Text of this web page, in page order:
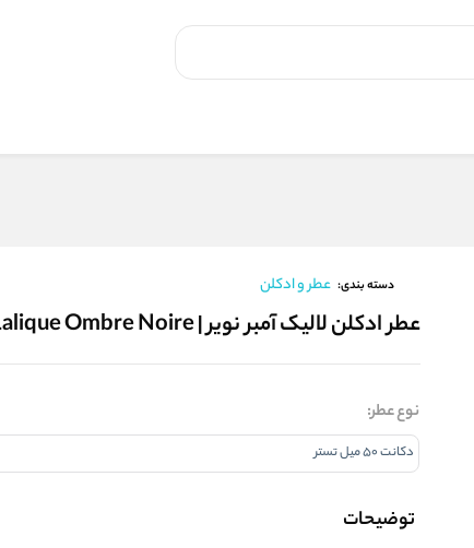
دسته بندی: عطر و ادکلن
عطر ادکلن لالیک آمبر نویر | Lalique Ombre Noire
نوع عطر:
توضیحات